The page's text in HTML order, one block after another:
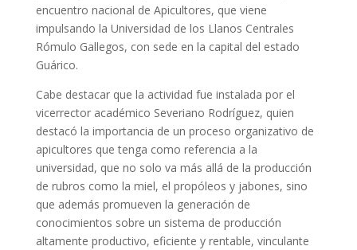
encuentro nacional de Apicultores, que viene
impulsando la Universidad de los Llanos Centrales
Rómulo Gallegos, con sede en la capital del estado
Guárico.
Cabe destacar que la actividad fue instalada por el
vicerrector académico Severiano Rodríguez, quien
destacó la importancia de un proceso organizativo de
apicultores que tenga como referencia a la
universidad, que no solo va más allá de la producción
de rubros como la miel, el propóleos y jabones, sino
que además promueven la generación de
conocimientos sobre un sistema de producción
altamente productivo, eficiente y rentable, vinculante